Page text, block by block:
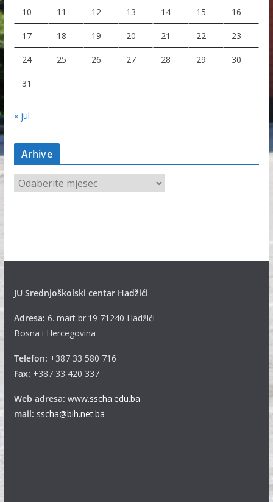
10 11 12 13 14 15 16
17 18 19 20 21 22 23
24 25 26 27 28 29 30
31
« jul
Arhive
A
r
JU Srednjoškolski centar Hadžići
Adresa: 6. mart br.19 71240 Hadžići
Bosna i Hercegovina
Telefon: +387 33 580 716
Fax: +387 33 420 337
Web adresa: www.sscha.edu.ba
mail: sscha@bih.net.ba